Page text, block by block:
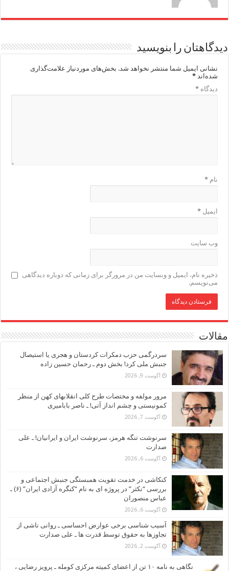
دیدگاهتان را بنویسید
نشانی ایمیل شما منتشر نخواهد شد. بخش‌های موردنیاز علامت‌گذاری
شده‌اند*
دیدگاه*
نام*
ایمیل*
وب‌ سایت
ذخیره نام، ایمیل و وبسایت من در مرورگر برای زمانی که دوباره دیدگاهی
می‌نویسم.
مقالات
سردرگمی حزب دمکرات کردستان و هجری یا استیصال
جنبش ملی کرد! بخش دوم ـ رحمان حسین زاده
آگوست 9, 2026
مرور مولفه و مختصات طرح کلی انقلابهای کهن از منظر
کمونیستی و چشم انداز آتی! ـ ناصر بابامیری
آگوست 7, 2026
سرنوشت تنگه هرمز، سرنوشت ایران و ایرانیان! ـ علی
صدارت
آگوست 6, 2026
کنکاشی در خدمت تقویت همبستگی جنبش اجتماعی و
بررسی “نکثر” در پروژه ای به نام “کنگره آزادی ایران” (۶) ـ
عباس منصوران
آگوست 6, 2026
آسیب شناسی برخی عوارض احساسی ـ روانی ناشی از
تجاوزها به حقوق توسط قدرت ها ـ علی صدارت
آگوست 2, 2026
نگاهی به نامه ۱۰ تن از اعضای کمیته مرکزی کومله ـ پرویز رضایی ،